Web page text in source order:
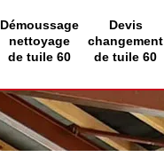
Démoussage
nettoyage
de tuile 60
Devis
changement
de tuile 60